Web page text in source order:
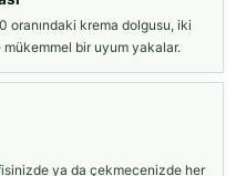
oranındaki krema dolgusu, iki
mükemmel bir uyum yakalar.
ya da çekmecenizde her